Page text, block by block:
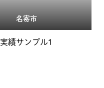
名寄市
実績サンプル1